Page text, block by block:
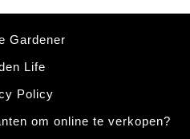
Gardener
Life
Policy
om online te verkopen?